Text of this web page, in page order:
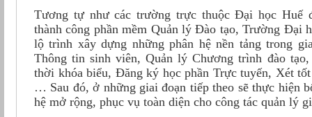
Tương tự như các trường trực thuộc Đại học Huế
thành công phần mềm Quản lý Đào tạo, Trường Đại
lộ trình xây dựng những phân hệ nền tảng trong
Thông tin sinh viên, Quản lý Chương trình đào
thời khóa biểu, Đăng ký học phần Trực tuyến, Xét
… Sau đó, ở những giai đoạn tiếp theo sẽ thực hiện
hệ mở rộng, phục vụ toàn diện cho công tác quản lý